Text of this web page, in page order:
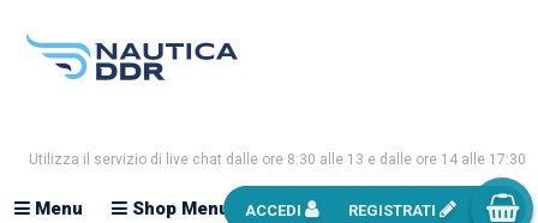
Utilizza il servizio di live chat dalle ore 8:30 alle 13 e dalle ore 14 alle 17:30
Shop Menu
Menu ACCEDI REGISTRATI